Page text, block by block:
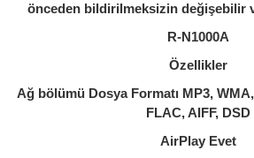
önceden bildirilmeksizin değişebilir
R-N1000A
Özellikler
Ağ bölümü Dosya Formatı MP3,
FLAC, AIFF, DSD
AirPlay Evet